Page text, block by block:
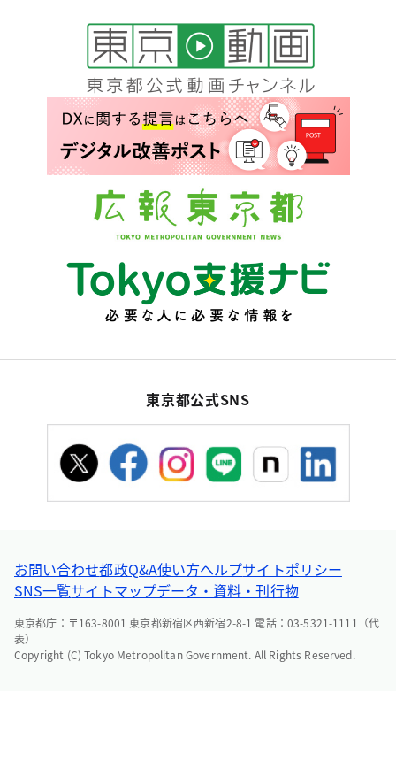
東京都公式SNS
お問い合わせ都政Q&A使い方ヘルプサイトポリシー
SNS一覧サイトマップデータ・資料・刊行物
東京都庁：〒163-8001 東京都新宿区西新宿2-8-1 電話：03-5321-1111（代
表）
Copyright (C) Tokyo Metropolitan Government. All Rights Reserved.